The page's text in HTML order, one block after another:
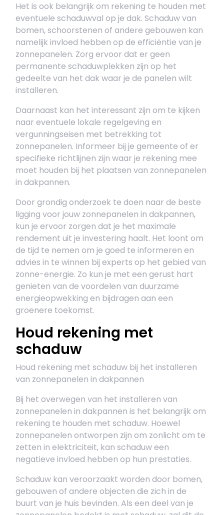
Het is ook belangrijk om rekening te houden met
eventuele schaduwval op je dak. Schaduw van
bomen, schoorstenen of andere gebouwen kan
namelijk invloed hebben op de efficiëntie van je
zonnepanelen. Zorg ervoor dat er geen
permanente schaduwplekken zijn op het
gedeelte van het dak waar je de panelen wilt
installeren.
Daarnaast kan het interessant zijn om te kijken
naar eventuele lokale regelgeving en
vergunningseisen met betrekking tot
zonnepanelen. Informeer bij je gemeente of er
specifieke richtlijnen zijn waar je rekening mee
moet houden bij het plaatsen van zonnepanelen
in dakpannen.
Door grondig onderzoek te doen naar de beste
ligging voor jouw zonnepanelen in dakpannen,
kun je ervoor zorgen dat je het maximale
rendement uit je investering haalt. Het loont om
de tijd te nemen om je goed te informeren en
advies in te winnen bij experts op het gebied van
zonne-energie. Zo kun je met een gerust hart
genieten van de voordelen van duurzame
energieopwekking en bijdragen aan een
groenere toekomst.
Houd rekening met
schaduw
Houd rekening met schaduw bij het installeren
van zonnepanelen in dakpannen
Bij het overwegen van het installeren van
zonnepanelen in dakpannen is het belangrijk om
rekening te houden met schaduw. Hoewel
zonnepanelen ontworpen zijn om zonlicht om te
zetten in elektriciteit, kan schaduw een
negatieve invloed hebben op hun prestaties.
Schaduw kan veroorzaakt worden door bomen,
gebouwen of andere objecten die zich in de
buurt van je huis bevinden. Als een deel van je